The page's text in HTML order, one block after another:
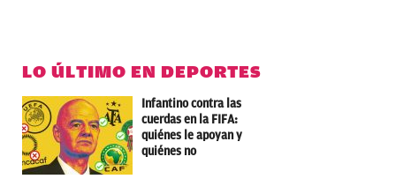
LO ÚLTIMO EN DEPORTES
Infantino contra las
cuerdas en la FIFA:
quiénes le apoyan y
quiénes no